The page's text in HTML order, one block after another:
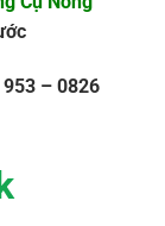
– 0826